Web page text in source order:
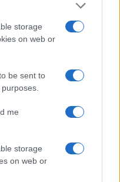
storage
on web or
be sent to
me
storage
on web or